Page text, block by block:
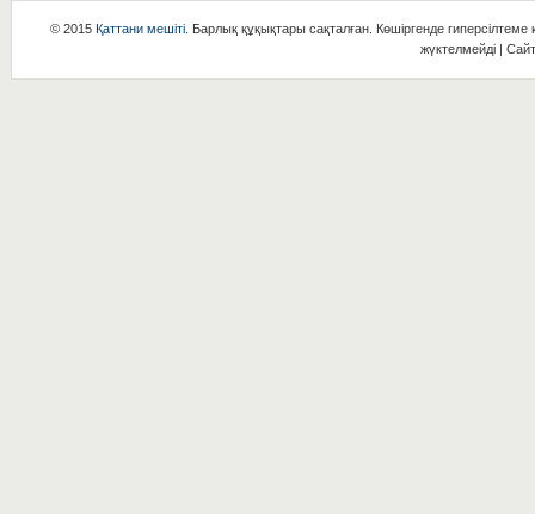
© 2015 Қаттани мешіті. Барлық құқықтары сақталған. Көшіргенде гиперсілтеме
жүктелмейді |